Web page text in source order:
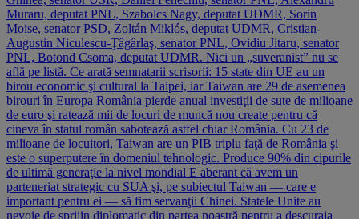
Muraru, deputat PNL, Szabolcs Nagy, deputat UDMR, Sorin
Moise, senator PSD, Zoltán Miklós, deputat UDMR, Cristian-
Augustin Niculescu-Ţâgârlaş, senator PNL, Ovidiu Jitaru, senator
PNL, Botond Csoma, deputat UDMR. Nici un „suveranist” nu se
află pe listă. Ce arată semnatarii scrisorii: 15 state din UE au un
birou economic şi cultural la Taipei, iar Taiwan are 29 de asemenea
birouri în Europa România pierde anual investiţii de sute de milioane
de euro şi ratează mii de locuri de muncă nou create pentru că
cineva în statul român sabotează astfel chiar România. Cu 23 de
milioane de locuitori, Taiwan are un PIB triplu faţă de România şi
este o superputere în domeniul tehnologic. Produce 90% din cipurile
de ultimă generaţie la nivel mondial E aberant că avem un
parteneriat strategic cu SUA şi, pe subiectul Taiwan — care e
important pentru ei — să fim servanţii Chinei. Statele Unite au
nevoie de sprijin diplomatic din partea noastră pentru a descuraja